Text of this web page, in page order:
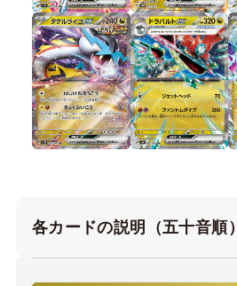
各カードの説明（五十音順）